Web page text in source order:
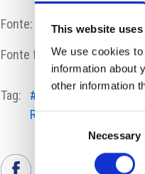
This website
We use cookies
information about
other information
Consent
Necessary
Fonte: https://
Fonte fotografia: Pixabay
Tag:
#Codice del Lavoro
Repubblica Ceca